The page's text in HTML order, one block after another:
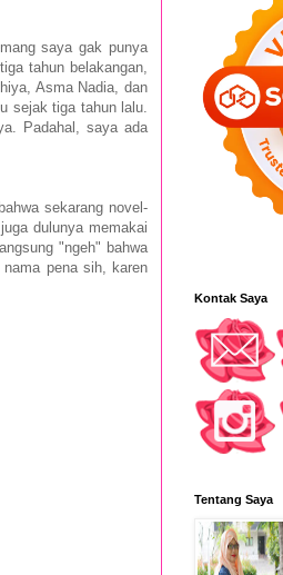
saya gak punya
tahun belakangan,
Asma Nadia, dan
sejak tiga tahun lalu.
Padahal, saya ada
sekarang novel-
dulunya memakai
"ngeh" bahwa
pena sih, karen
Kontak Saya
Tentang Saya